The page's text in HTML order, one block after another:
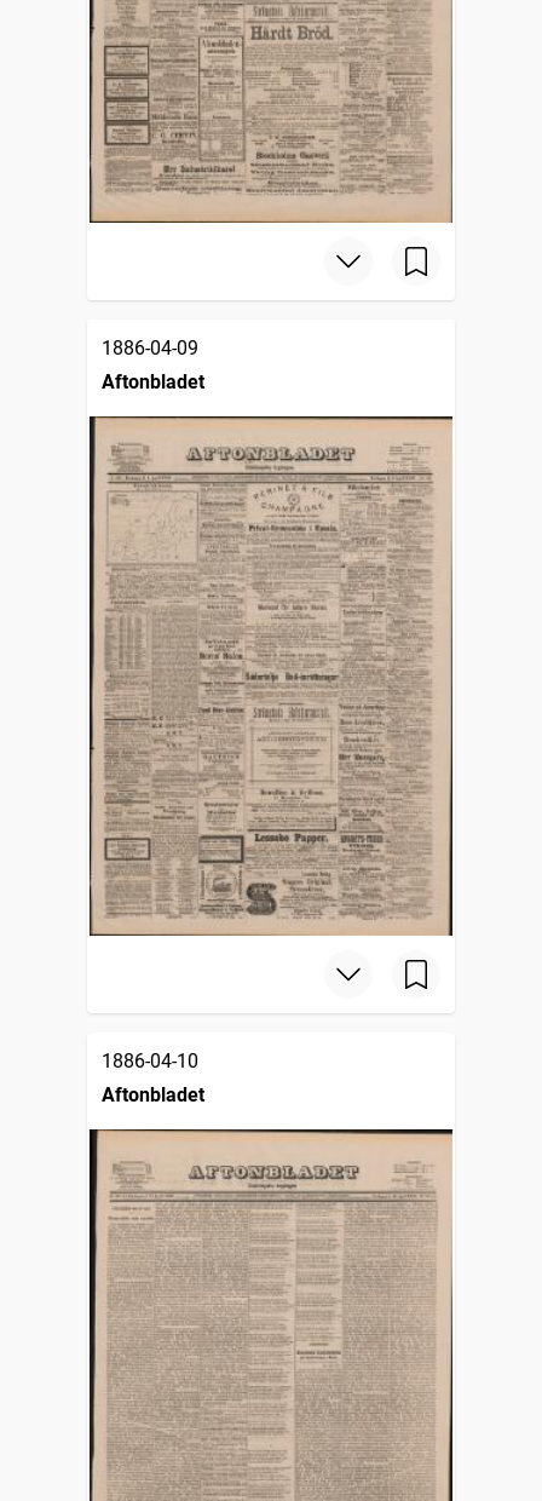
1886-04-09
Aftonbladet
1886-04-10
Aftonbladet